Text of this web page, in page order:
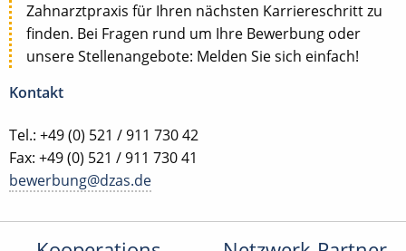
Zahnarztpraxis für Ihren nächsten Karriereschritt zu
finden. Bei Fragen rund um Ihre Bewerbung oder
unsere Stellenangebote: Melden Sie sich einfach!
Kontakt
Tel.: +49 (0) 521 / 911 730 42
Fax: +49 (0) 521 / 911 730 41
bewerbung@dzas.de